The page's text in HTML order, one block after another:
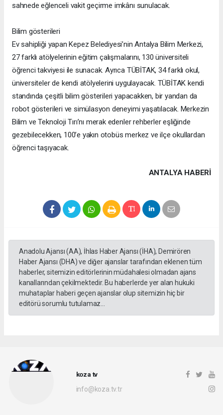
sahnede eğlenceli vakit geçirme imkânı sunulacak.
Bilim gösterileri
Ev sahipliği yapan Kepez Belediyesi’nin Antalya Bilim Merkezi,
27 farklı atölyelerinin eğitim çalışmalarını, 130 üniversiteli
öğrenci takviyesi ile sunacak. Ayrıca TÜBİTAK, 34 farklı okul,
üniversiteler de kendi atölyelerini uygulayacak. TÜBİTAK kendi
standında çeşitli bilim gösterileri yapacakken, bir yandan da
robot gösterileri ve simülasyon deneyimi yaşatılacak. Merkezin
Bilim ve Teknoloji Tırı’nı merak edenler rehberler eşliğinde
gezebilecekken, 100’e yakın otobüs merkez ve ilçe okullardan
öğrenci taşıyacak.
ANTALYA HABERİ
Anadolu Ajansı (AA), İhlas Haber Ajansı (İHA), Demirören
Haber Ajansı (DHA) ve diğer ajanslar tarafından eklenen tüm
haberler, sitemizin editörlerinin müdahalesi olmadan ajans
kanallarından çekilmektedir. Bu haberlerde yer alan hukuki
muhataplar haberi geçen ajanslar olup sitemizin hiç bir
editörü sorumlu tutulamaz...
koza tv
info@koza.tv.tr